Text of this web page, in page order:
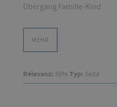
Übergang Familie-Kind
MEHR
Relevanz: 39% Typ: Seite